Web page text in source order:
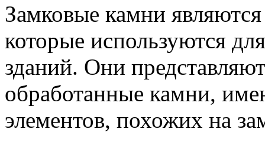
Замковые камни
которые используются
зданий. Они
обработанные камни,
элементов, похожих на